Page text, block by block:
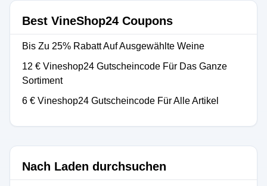
Best VineShop24 Coupons
Bis Zu 25% Rabatt Auf Ausgewählte Weine
12 € Vineshop24 Gutscheincode Für Das Ganze
Sortiment
6 € Vineshop24 Gutscheincode Für Alle Artikel
Nach Laden durchsuchen